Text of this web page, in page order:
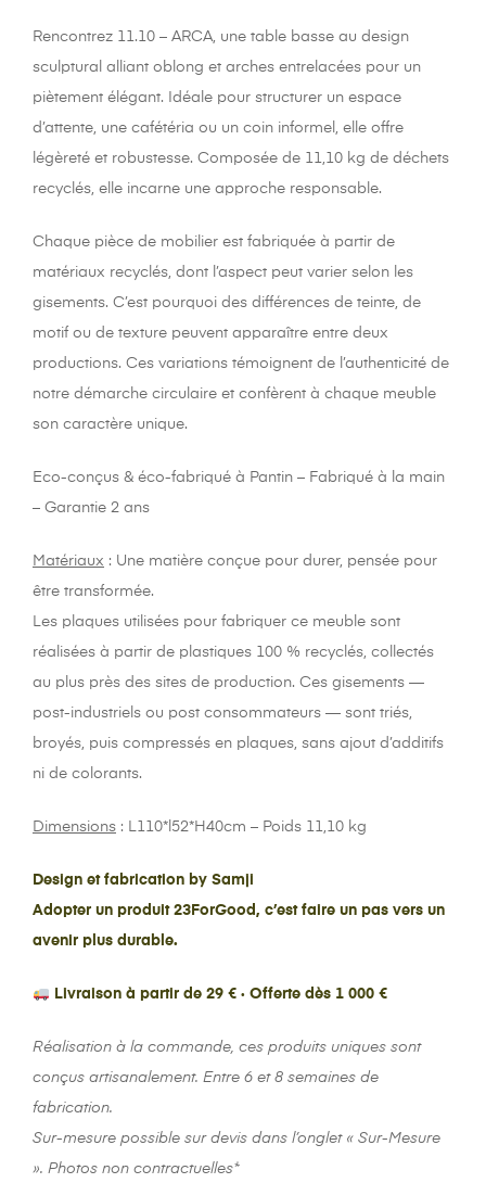
Rencontrez 11.10 – ARCA, une table basse au design
sculptural alliant oblong et arches entrelacées pour un
piètement élégant. Idéale pour structurer un espace
d’attente, une cafétéria ou un coin informel, elle offre
légèreté et robustesse. Composée de 11,10 kg de déchets
recyclés, elle incarne une approche responsable.
Chaque pièce de mobilier est fabriquée à partir de
matériaux recyclés, dont l’aspect peut varier selon les
gisements. C’est pourquoi des différences de teinte, de
motif ou de texture peuvent apparaître entre deux
productions. Ces variations témoignent de l’authenticité de
notre démarche circulaire et confèrent à chaque meuble
son caractère unique.
Eco-conçus & éco-fabriqué à Pantin – Fabriqué à la main
– Garantie 2 ans
Matériaux : Une matière conçue pour durer, pensée pour
être transformée.
Les plaques utilisées pour fabriquer ce meuble sont
réalisées à partir de plastiques 100 % recyclés, collectés
au plus près des sites de production. Ces gisements —
post-industriels ou post consommateurs — sont triés,
broyés, puis compressés en plaques, sans ajout d’additifs
ni de colorants.
Dimensions : L110*l52*H40cm – Poids 11,10 kg
Design et fabrication by Samji
Adopter un produit 23ForGood, c’est faire un pas vers un
avenir plus durable.
Livraison à partir de 29 € · Offerte dès 1 000 €
Réalisation à la commande, ces produits uniques sont
conçus artisanalement. Entre 6 et 8 semaines de
fabrication.
Sur-mesure possible sur devis dans l’onglet « Sur-Mesure
». Photos non contractuelles*